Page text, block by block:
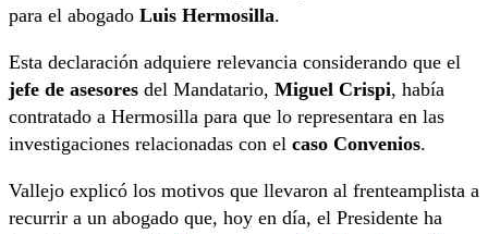
para el abogado Luis Hermosilla.
Esta declaración adquiere relevancia considerando que el
jefe de asesores del Mandatario, Miguel Crispi, había
contratado a Hermosilla para que lo representara en las
investigaciones relacionadas con el caso Convenios.
Vallejo explicó los motivos que llevaron al frenteamplista a
recurrir a un abogado que, hoy en día, el Presidente ha